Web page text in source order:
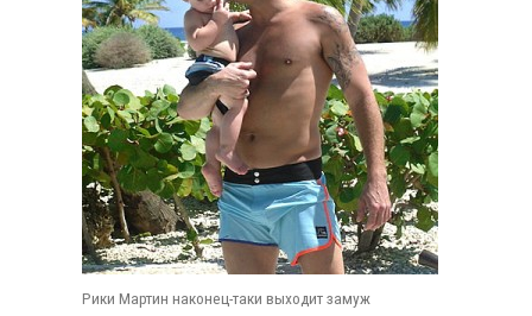
Рики Мартин наконец-таки выходит замуж